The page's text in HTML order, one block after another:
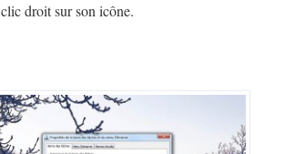
droit sur son icône.